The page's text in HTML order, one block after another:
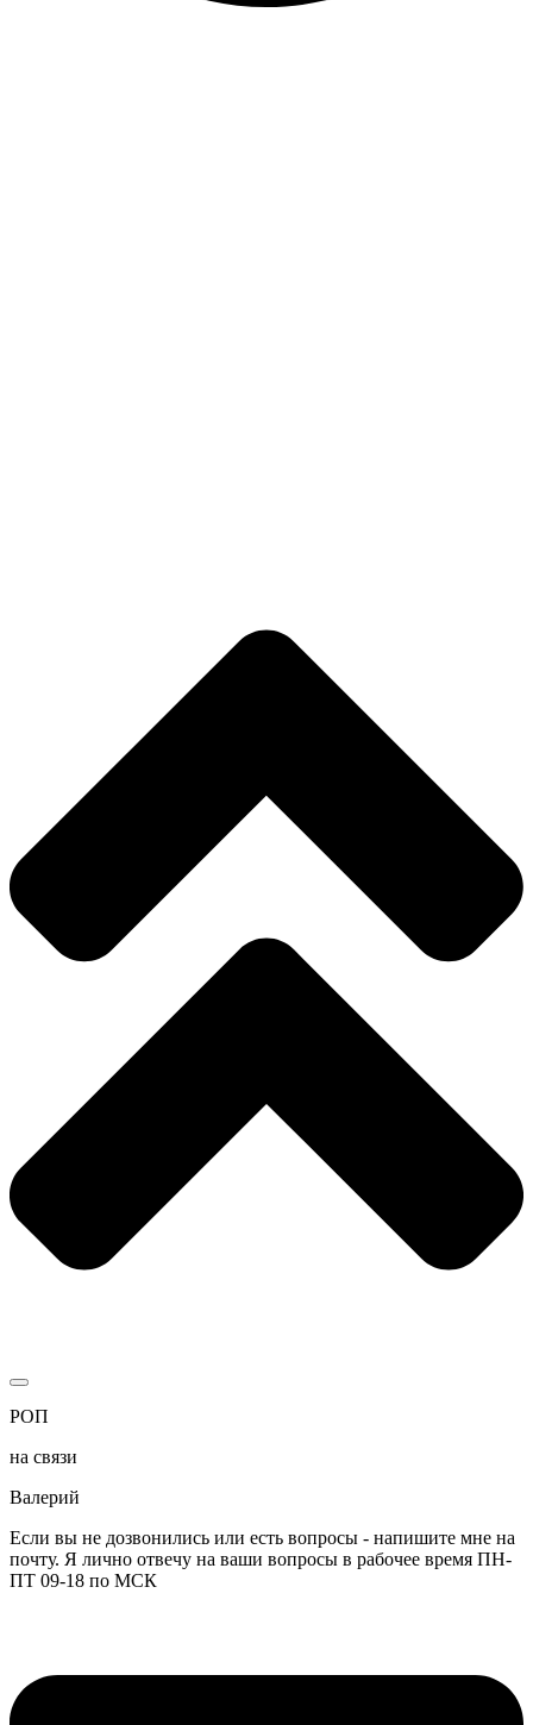
РОП
на связи
Валерий
Если вы не дозвонились или есть вопросы - напишите мне на
почту. Я лично отвечу на ваши вопросы в рабочее время ПН-
ПТ 09-18 по МСК